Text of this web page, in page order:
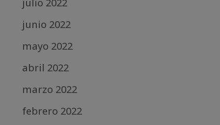
julio 2022
junio 2022
mayo 2022
abril 2022
marzo 2022
febrero 2022